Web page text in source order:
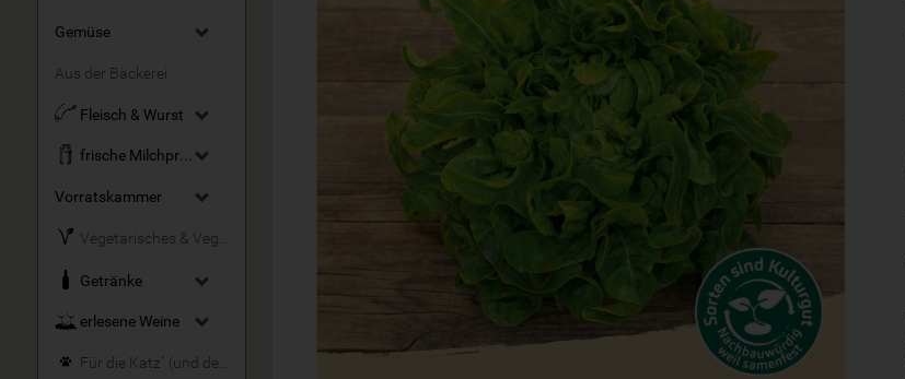
Gemüse
Aus der Bäckerei
Fleisch & Wurst
frische Milchprodukte
Vorratskammer
Getränke
erlesene Weine
Für die Katz´ (und den Hund)